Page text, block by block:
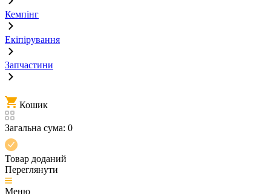
Кемпінг
Екіпірування
Запчастини
Кошик
Загальна сума: 0
Товар доданий
Переглянути
Меню